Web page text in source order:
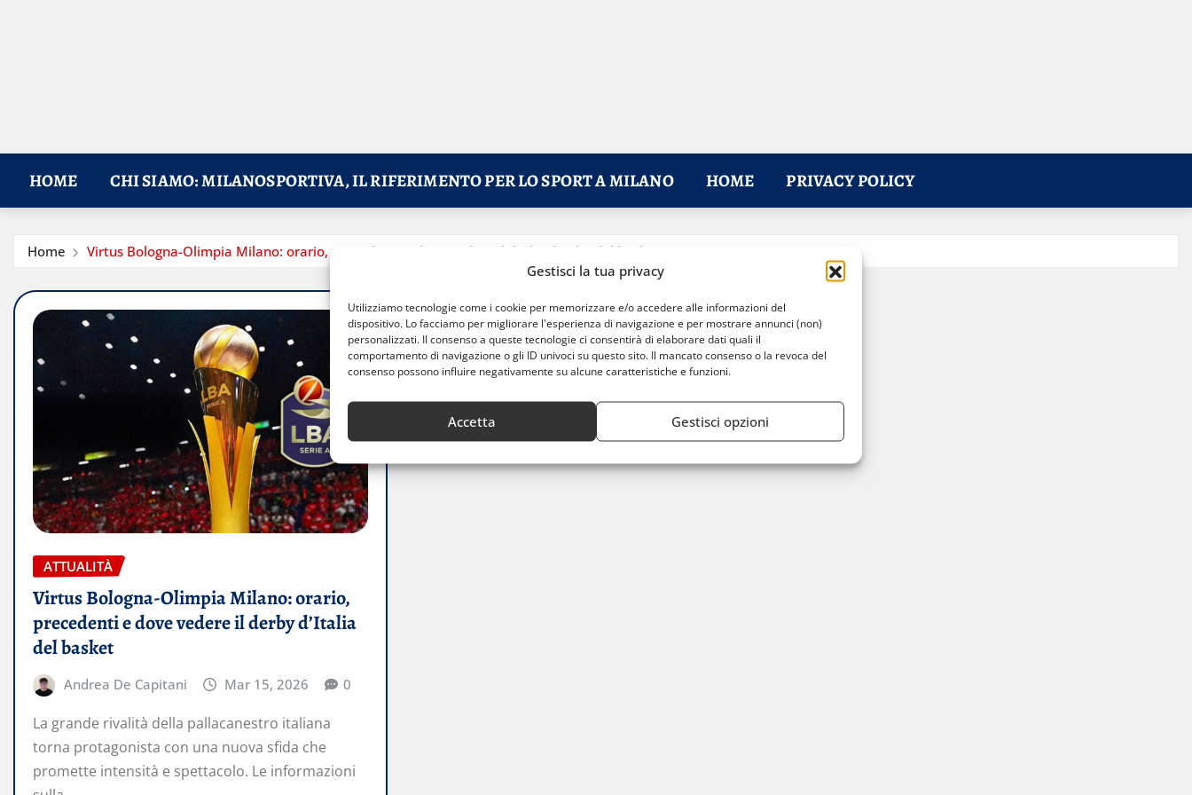
Gestisci la tua privacy
Utilizziamo tecnologie come i cookie per memorizzare e/o accedere alle informazioni del
dispositivo. Lo facciamo per migliorare l'esperienza di navigazione e per mostrare annunci (non)
personalizzati. Il consenso a queste tecnologie ci consentirà di elaborare dati quali il
comportamento di navigazione o gli ID univoci su questo sito. Il mancato consenso o la revoca del
consenso possono influire negativamente su alcune caratteristiche e funzioni.
Accetta Gestisci opzioni
HOME CHI SIAMO: MILANOSPORTIVA, IL RIFERIMENTO PER LO SPORT A MILANO HOME PRIVACY POLICY
Home Virtus Bologna-Olimpia Milano: orario, precedenti e dove vedere il derby d’Italia del basket
ATTUALITÀ
Virtus Bologna-Olimpia Milano: orario,
precedenti e dove vedere il derby d’Italia
del basket
Andrea De Capitani Mar 15, 2026 0
La grande rivalità della pallacanestro italiana
torna protagonista con una nuova sfida che
promette intensità e spettacolo. Le informazioni